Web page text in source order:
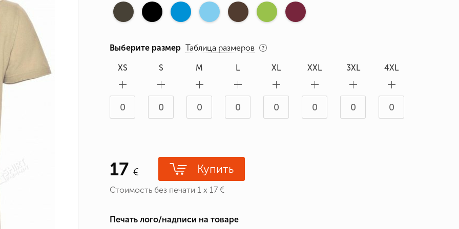
бренды
и Номер
Выберите размер Таблица размеров
XS S M L XL XXL 3XL 4XL
17 Купить
Стоимость без печати 1 x 17 €
Печать лого/надписи на товаре